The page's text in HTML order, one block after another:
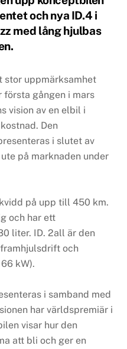
och nya ID.4 i
med lång hjulbas
stor uppmärksamhet
första gången i mars
vision av en elbil i
Den
i slutet av
på marknaden under
på upp till 450 km.
och har ett
liter. ID. 2all är den
och
kW).
i samband med
har världspremiär i
visar hur den
att bli och ger en